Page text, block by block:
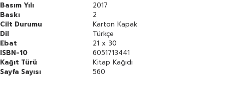
Basım Yılı
2017
Baskı
2
Cilt Durumu
Karton Kapak
Dil
Türkçe
Ebat
21 x 30
ISBN-10
6051713441
Kağıt Türü
Kitap Kağıdı
Sayfa Sayısı
560